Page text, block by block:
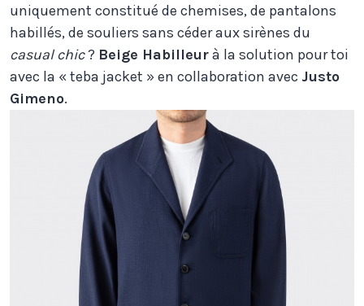
uniquement constitué de chemises, de pantalons
habillés, de souliers sans céder aux sirènes du
casual chic? Beige Habilleurà la solution pour toi
avec la « teba jacket » en collaboration avec Justo
Gimeno.